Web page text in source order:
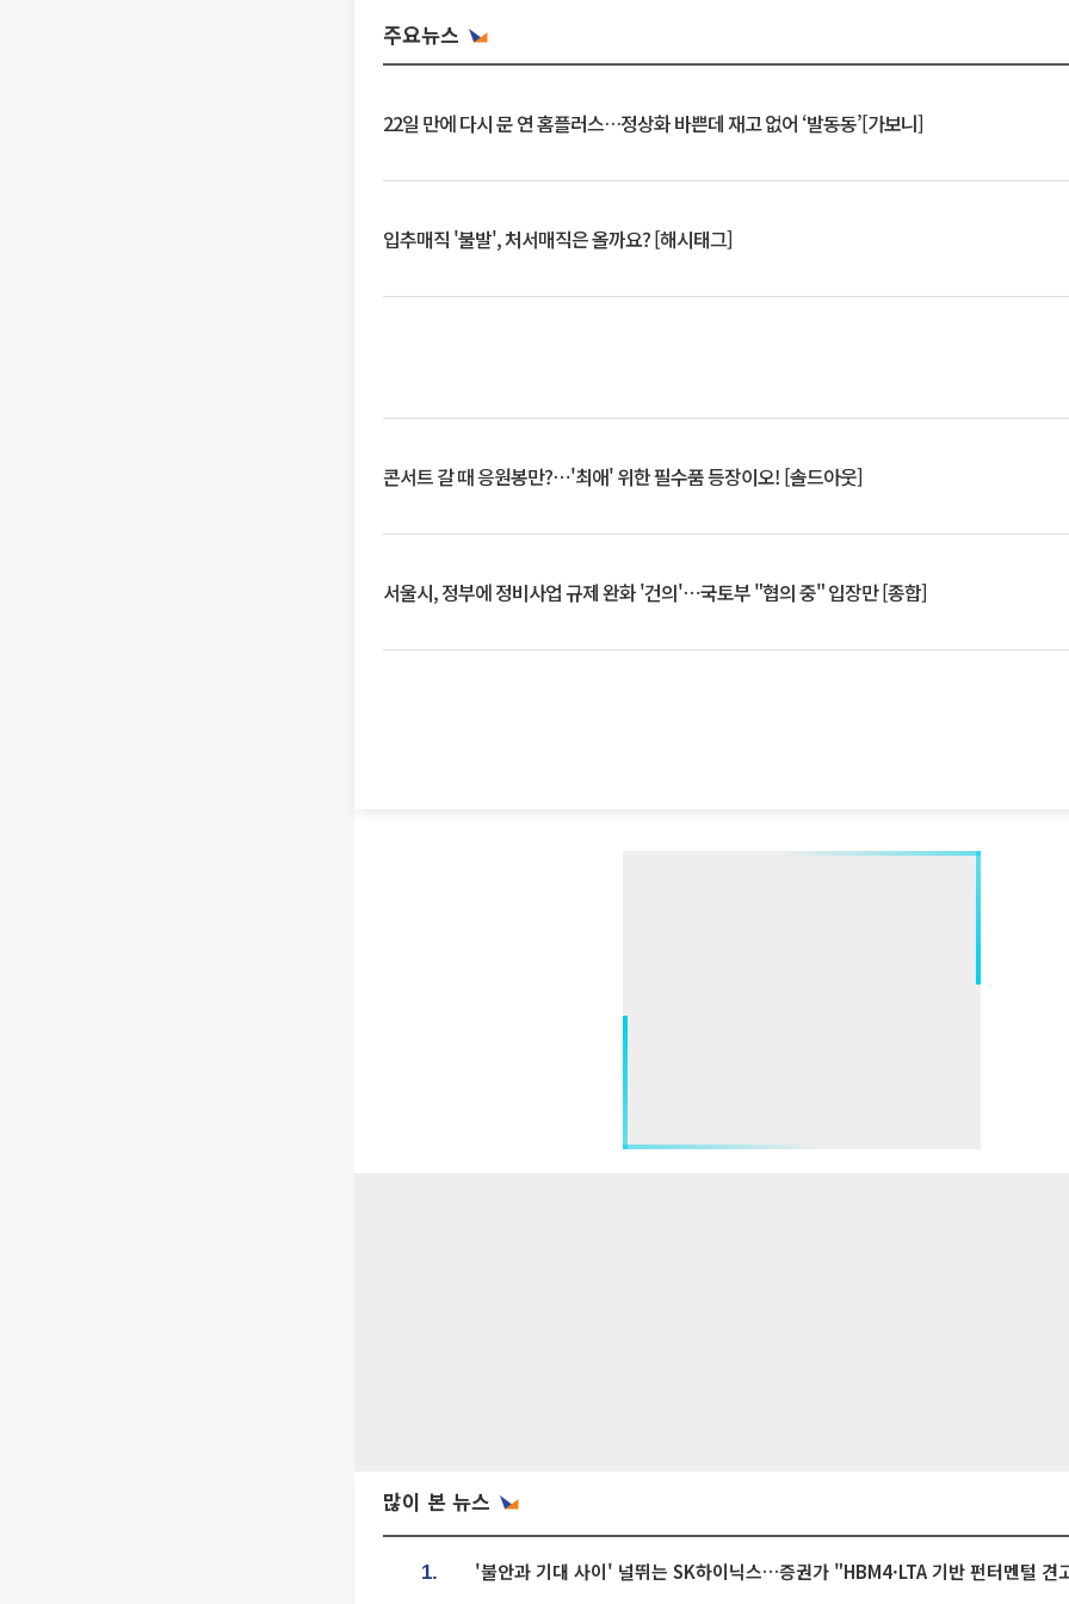
주요뉴스
22일 만에 다시 문 연 홈플러스…정상화 바쁜데 재고 없어 ‘발동동’[가보니]
입추매직 '불발', 처서매직은 올까요? [해시태그]
콘서트 갈 때 응원봉만?⋯'최애' 위한 필수품 등장이오! [솔드아웃]
서울시, 정부에 정비사업 규제 완화 '건의'⋯국토부 "협의 중" 입장만 [종합]
많이 본 뉴스
1. '불안과 기대 사이' 널뛰는 SK하이닉스…증권가 "HBM4·LTA 기반 펀터멘털 견